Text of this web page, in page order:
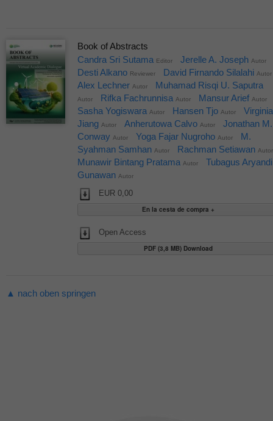
Book of Abstracts
Candra Sri Sutama Editor Jerelle A. Joseph Autor
Desti Alkano Reviewer David Firnando Silalahi Autor
Alex Lechner Autor Muhamad Risqi U. Saputra
Autor Rifka Fachrunnisa Autor Mansur Arief Autor
Sasha Yogiswara Autor Hansen Tjo Autor
Virginia
Jiang Autor Anherutowa Calvo Autor
Jonathan M.
Conway Autor Yoga Fajar Nugroho Autor
M.
Syahman Samhan Autor Rachman Setiawan Autor
Munawir Bintang Pratama Autor
Tubagus Aryandi
Gunawan Autor
EUR 0,00
Open Access
PDF (3,8 MB) Download
▲ nach oben springen